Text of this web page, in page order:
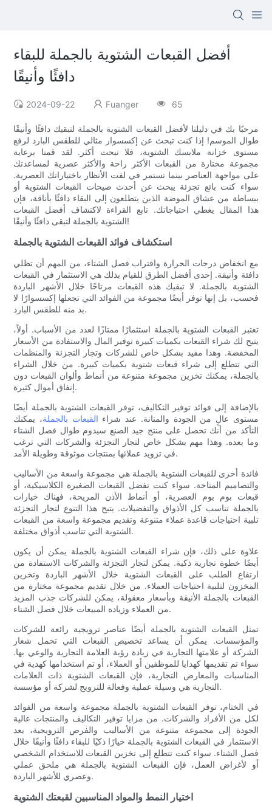
أفضل القبعات الشتوية بالجملة للبقاء
دافئًا وأنيقًا
2024-09-22 Fuanger 65
مرحبًا بك في دليلنا لأفضل القبعات الشتوية بالجملة لتبقيك دافئًا وأنيقًا
طوال الموسم! إذا كنت تبحث عن إكسسوار مثالي للطقس البارد لرفع
مستوى خزانة ملابسك الشتوية، فلا تبحث أكثر. لقد قمنا برعاية
مجموعة مختارة من القبعات الأكثر راحة والأكثر عصرية لمساعدتك
على مواجهة العناصر بينما تستمر في لفت الأنظار باختياراتك العصرية.
سواء كنت بائع تجزئة يبحث عن أحدث صيحات القبعات الشتوية أو
ببساطة من عشاق الموضة الذين يتطلعون إلى البقاء دافئًا بأناقة، فإن
هذا المقال يغطي احتياجاتك. تابع القراءة لاكتشاف أفضل القبعات
الشتوية بالجملة لتبقى دافئًا وأنيقًا!
استكشاف فوائد القبعات الشتوية بالجملة
مع انخفاض درجات الحرارة واقتراب فصل الشتاء، من المهم أن تظلي
دافئة وأنيقة. إحدى أفضل الطرق للقيام بذلك هي الاستثمار في القبعات
الشتوية بالجملة. لا تبقيك هذه القبعات مرتاحًا خلال الأشهر الباردة
فحسب، بل إنها توفر أيضًا مجموعة من الفوائد التي تجعلها إكسسوارًا لا
بد منه للطقس البارد.
تعتبر القبعات الشتوية بالجملة استثمارًا ممتازًا لعدد من الأسباب. أولاً،
يتيح لك شراء القبعات بكميات كبيرة توفير المال والاستفادة من الأسعار
المخفضة. وهذا مفيد بشكل خاص للشركات وتجار التجزئة والمنظمات
التي تتطلع إلى شراء قبعات شتوية بكميات كبيرة. من خلال الشراء
بالجملة، يمكنك تخزين مجموعة متنوعة من أنماط وألوان القبعات دون
إنفاق أموال كثيرة.
بالإضافة إلى فوائد توفير التكاليف، توفر القبعات الشتوية بالجملة أيضًا
مستوى عالٍ من الجودة والمتانة. عند شراء القبعات بالجملة، يمكنك
التأكد من أنك تحصل على منتج جيد الصنع سيدوم طوال فصل الشتاء
وما بعده. وهذا مهم بشكل خاص لتجار التجزئة والشركات التي ترغب
في تزويد عملائها بمنتجات موثوقة وطويلة الأمد.
فائدة أخرى للقبعات الشتوية بالجملة هي مجموعة واسعة من الأساليب
والتصاميم المتاحة. سواء كنت تفضل القبعات الصغيرة الكلاسيكية، أو
قبعات بوم بوم العصرية، أو أنماط الأذن المريحة، فهناك خيارات
بالجملة تناسب كل الأذواق والتفضيلات. يتيح هذا التنوع لتجار التجزئة
تلبية احتياجات قاعدة عملاء متنوعة وتقديم مجموعة واسعة من القبعات
الشتوية التي تناسب أذواق مختلفة.
علاوة على ذلك، فإن شراء القبعات الشتوية بالجملة يمكن أن يكون
أيضًا خطوة تجارية ذكية. يمكن لتجار التجزئة والشركات الاستفادة من
ارتفاع الطلب على القبعات الشتوية خلال الأشهر الباردة وتخزين
المخزون لتلبية احتياجات العملاء. من خلال تقديم مجموعة مختارة من
القبعات بالجملة الأنيقة وبأسعار معقولة، يمكن للشركات جذب المزيد
من العملاء وزيادة المبيعات خلال فصل الشتاء.
تمثل القبعات الشتوية بالجملة أيضًا عناصر ترويجية رائعة للشركات
والمؤسسات. يمكن أن يساعد تخصيص القبعات التي تحمل شعار
الشركة أو علامتها التجارية في زيادة رؤية العلامة التجارية والوعي بها.
سواء تم تقديمها كهدايا للموظفين أو العملاء، أو تم استخدامها كهدية في
المناسبات والمعارض التجارية، فإن القبعات الشتوية ذات العلامات
التجارية هي وسيلة عملية وفعالة للترويج لشركة أو مؤسسة.
في الختام، توفر القبعات الشتوية بالجملة مجموعة واسعة من الفوائد
لكل من الأفراد والشركات. من مزايا توفير التكاليف والمنتجات عالية
الجودة إلى مجموعة متنوعة من الأساليب والفرص الترويجية، يعد
الاستثمار في القبعات الشتوية بالجملة خيارًا ذكيًا للبقاء دافئًا وأنيقًا خلال
فصل الشتاء. سواء كنت تتطلع إلى تخزين القبعات للاستخدام الشخصي
أو لأغراض العمل، فإن القبعات الشتوية بالجملة هي ملحق عملي
وعصري للأشهر الباردة.
اختيار النمط والمواد المناسبين لقبعتك الشتوية